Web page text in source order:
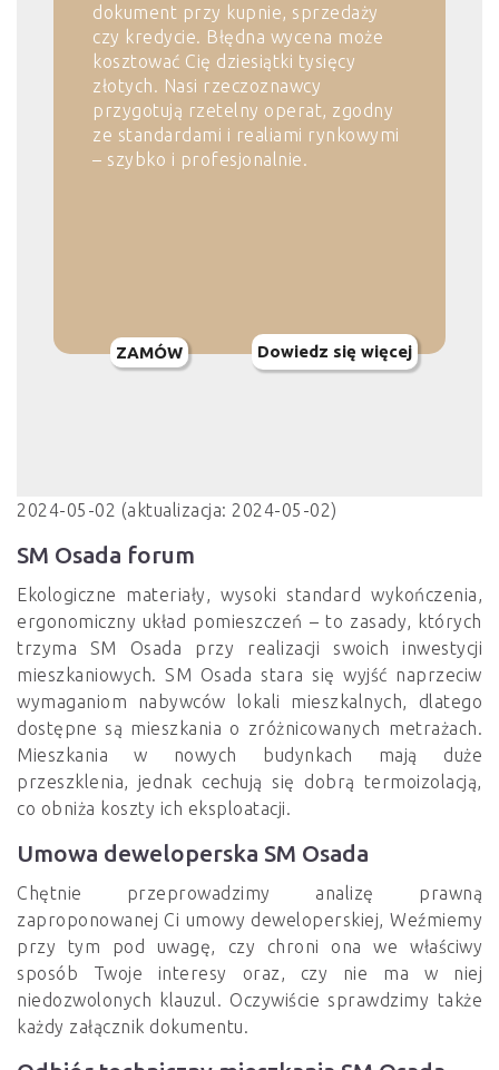
dokument przy kupnie, sprzedaży
czy kredycie. Błędna wycena może
kosztować Cię dziesiątki tysięcy
złotych. Nasi rzeczoznawcy
przygotują rzetelny operat, zgodny
ze standardami i realiami rynkowymi
– szybko i profesjonalnie.
ZAMÓW Dowiedz się więcej
2024-05-02 (aktualizacja: 2024-05-02)
SM Osada forum
Ekologiczne materiały, wysoki standard wykończenia,
ergonomiczny układ pomieszczeń – to zasady, których
trzyma SM Osada przy realizacji swoich inwestycji
mieszkaniowych. SM Osada stara się wyjść naprzeciw
wymaganiom nabywców lokali mieszkalnych, dlatego
dostępne są mieszkania o zróżnicowanych metrażach.
Mieszkania w nowych budynkach mają duże
przeszklenia, jednak cechują się dobrą termoizolacją,
co obniża koszty ich eksploatacji.
Umowa deweloperska SM Osada
Chętnie przeprowadzimy analizę prawną
zaproponowanej Ci umowy deweloperskiej, Weźmiemy
przy tym pod uwagę, czy chroni ona we właściwy
sposób Twoje interesy oraz, czy nie ma w niej
niedozwolonych klauzul. Oczywiście sprawdzimy także
każdy załącznik dokumentu.